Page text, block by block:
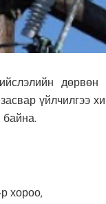
дөрвөн
үйлчилгээ
байна.
хороо,